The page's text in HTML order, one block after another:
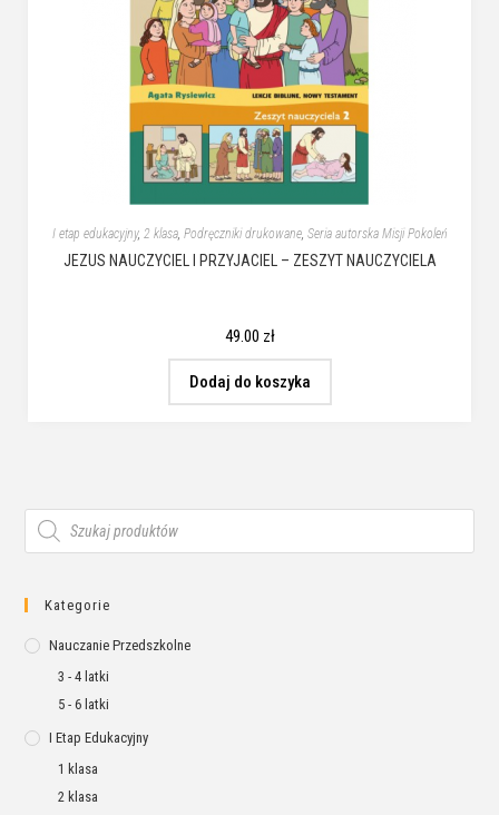
I etap edukacyjny, 2 klasa, Podręczniki drukowane, Seria autorska Misji Pokoleń
JEZUS NAUCZYCIEL I PRZYJACIEL – ZESZYT NAUCZYCIELA
49.00 zł
Dodaj do koszyka
Kategorie
Nauczanie Przedszkolne
3 - 4 latki
5 - 6 latki
I Etap Edukacyjny
1 klasa
2 klasa